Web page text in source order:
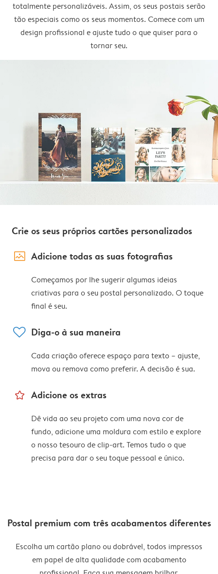
totalmente personalizáveis. Assim, os seus postais serão
tão especiais como os seus momentos. Comece com um
design profissional e ajuste tudo o que quiser para o
tornar seu.
Crie os seus próprios cartões personalizados
image_placeholder Adicione todas as suas fotografias
Começamos por lhe sugerir algumas ideias
criativas para o seu postal personalizado. O toque
final é seu.
heart Diga-o à sua maneira
Cada criação oferece espaço para texto – ajuste,
mova ou remova como preferir. A decisão é sua.
star_outline Adicione os extras
Dê vida ao seu projeto com uma nova cor de
fundo, adicione uma moldura com estilo e explore
o nosso tesouro de clip-art. Temos tudo o que
precisa para dar o seu toque pessoal e único.
Postal premium com três acabamentos diferentes
Escolha um cartão plano ou dobrável, todos impressos
em papel de alta qualidade com acabamento